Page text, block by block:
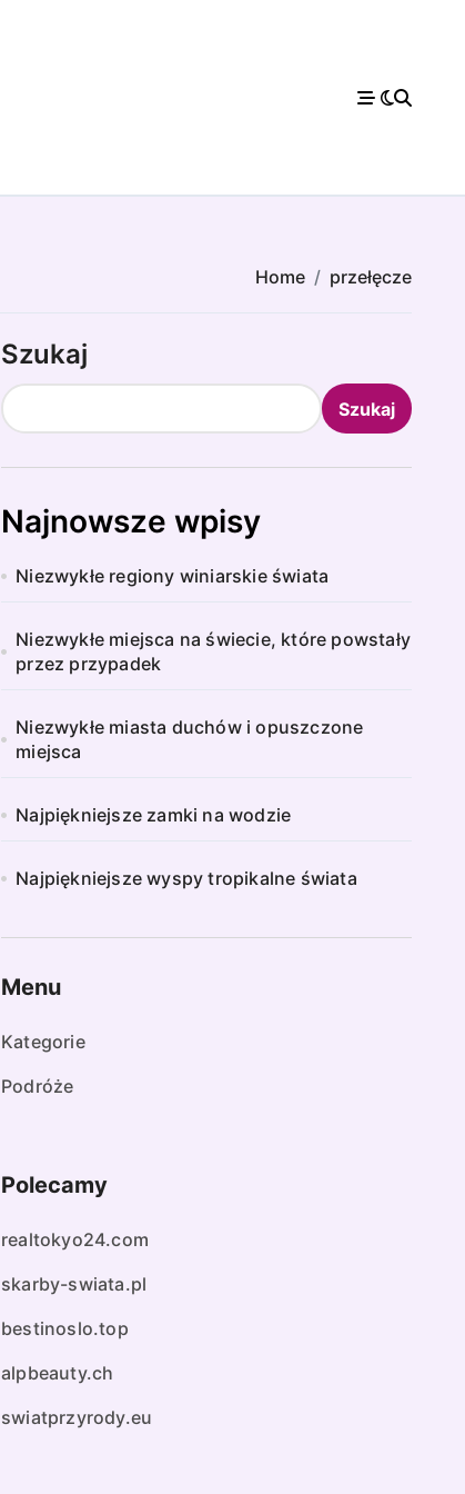
Home przełęcze
Szukaj
Szukaj
Najnowsze wpisy
Niezwykłe regiony winiarskie świata
Niezwykłe miejsca na świecie, które powstały
przez przypadek
Niezwykłe miasta duchów i opuszczone
miejsca
Najpiękniejsze zamki na wodzie
Najpiękniejsze wyspy tropikalne świata
Menu
Kategorie
Podróże
Polecamy
realtokyo24.com
skarby-swiata.pl
bestinoslo.top
alpbeauty.ch
swiatprzyrody.eu